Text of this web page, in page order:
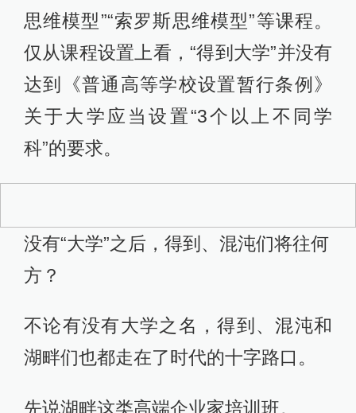
思维模型”“索罗斯思维模型”等课程。
仅从课程设置上看，“得到大学”并没有
达到《普通高等学校设置暂行条例》
关于大学应当设置“3个以上不同学
科”的要求。
没有“大学”之后，得到、混沌们将往何
方？
不论有没有大学之名，得到、混沌和
湖畔们也都走在了时代的十字路口。
先说湖畔这类高端企业家培训班。